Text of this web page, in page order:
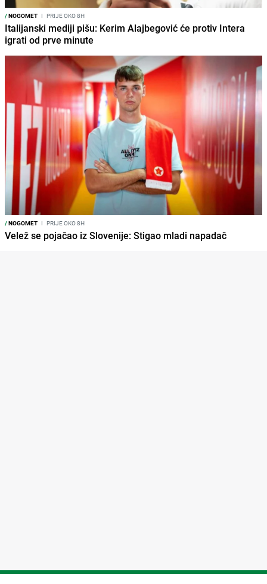
/NOGOMET I PRIJE OKO 8H
Italijanski mediji pišu: Kerim Alajbegović će protiv Intera
igrati od prve minute
/NOGOMET I PRIJE OKO 8H
Velež se pojačao iz Slovenije: Stigao mladi napadač